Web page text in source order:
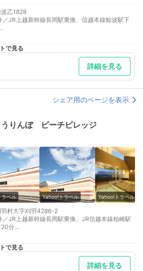
乙1828
／JR上越新幹線長岡駅乗換、信越本線鯨波駅下
で見る
詳細を見る
シェア用のページを表示
りんぼ ピーチビレッジ
ラベル Yahoo!トラベル Yahoo!トラベル
羽村大字刈羽4286-2
／JR上越新幹線長岡駅乗換、JR信越本線柏崎駅
20分
崎
車場464台大型バス・トラック駐車可
で見る
詳細を見る